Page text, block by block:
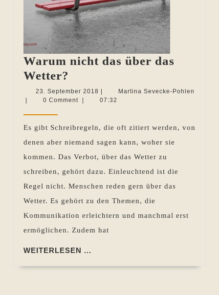
Warum nicht das über das
Wetter?
nicht
das
das
Wetter?
23. September 2018 23.
September
|
Martina Sevecke-Pohlen
Martina
Pohlen
| 0 Comment | 07:32
Es gibt Schreibregeln, die oft zitiert werden, von
denen aber niemand sagen kann, woher sie
kommen. Das Verbot, über das Wetter zu
schreiben, gehört dazu. Einleuchtend ist die
Regel nicht. Menschen reden gern über das
Wetter. Es gehört zu den Themen, die
Kommunikation erleichtern und manchmal erst
ermöglichen. Zudem hat
WEITERLESEN ...